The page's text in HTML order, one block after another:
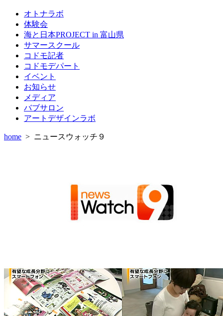
オトナラボ
体験会
海と日本PROJECT in 富山県
サマースクール
コドモ記者
コドモデパート
イベント
お知らせ
メディア
バブサロン
アートデザインラボ
home > ニュースウォッチ９